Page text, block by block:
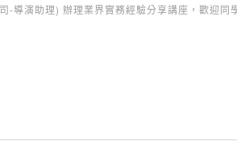
-導演助理) 辦理業界實務經驗分享講座，歡迎同